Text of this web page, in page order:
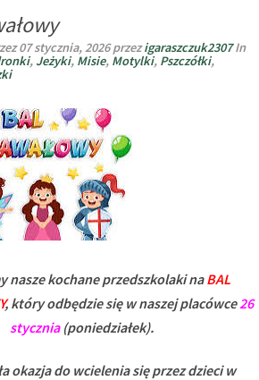
BEZ
STRESU
07 stycznia, 2026 przezigaraszczuk2307In
, Jeżyki, Misie, Motylki, Pszczółki,
nasze kochane przedszkolaki naBAL
, który odbędzie się w naszej placówce26
stycznia(poniedziałek).
okazja do wcielenia się przez dzieci w